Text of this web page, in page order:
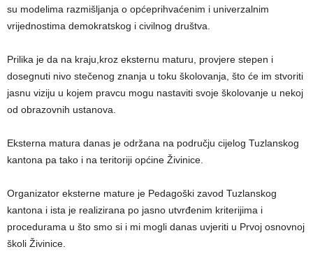
su modelima razmišljanja o općeprihvaćenim i univerzalnim
vrijednostima demokratskog i civilnog društva.
Prilika je da na kraju,kroz eksternu maturu, provjere stepen i
dosegnuti nivo stečenog znanja u toku školovanja, što će im stvoriti
jasnu viziju u kojem pravcu mogu nastaviti svoje školovanje u nekoj
od obrazovnih ustanova.
Eksterna matura danas je održana na području cijelog Tuzlanskog
kantona pa tako i na teritoriji općine Živinice.
Organizator eksterne mature je Pedagoški zavod Tuzlanskog
kantona i ista je realizirana po jasno utvrđenim kriterijima i
procedurama u što smo si i mi mogli danas uvjeriti u Prvoj osnovnoj
školi Živinice.